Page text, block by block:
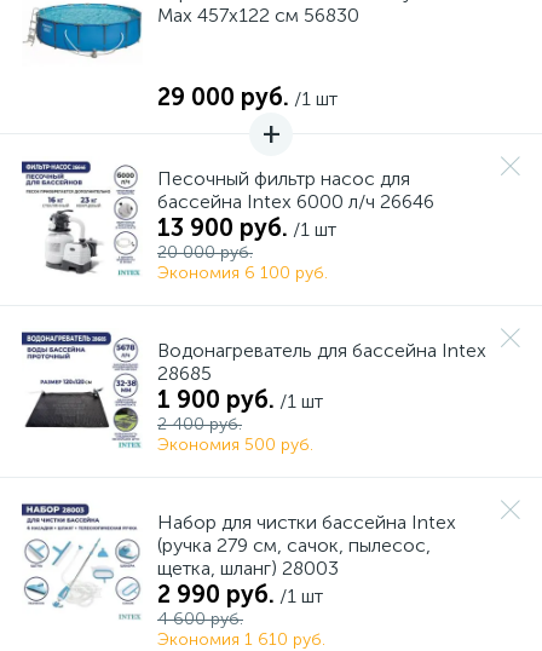
Max 457x122 см 56830
29 000 руб. /1 шт
Песочный фильтр насос для
бассейна Intex 6000 л/ч 26646
13 900 руб. /1 шт
20 000 руб.
Экономия 6 100 руб.
Водонагреватель для бассейна Intex
28685
1 900 руб. /1 шт
2 400 руб.
Экономия 500 руб.
Набор для чистки бассейна Intex
(ручка 279 см, сачок, пылесос,
щетка, шланг) 28003
2 990 руб. /1 шт
4 600 руб.
Экономия 1 610 руб.